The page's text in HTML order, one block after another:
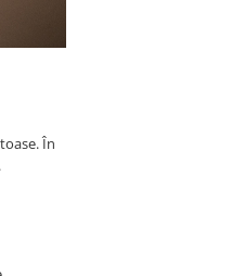
În